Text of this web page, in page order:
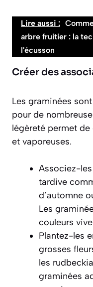
Lire aussi :
arbre fruitier : la
l'écusson
Créer des
Les graminées
pour de
légèreté permet de
et vaporeuses.
Associez-
tardive
d’automne
Les
couleurs
Plantez-les
grosses
les
graminées